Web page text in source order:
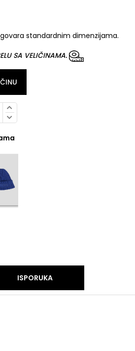
standardnim dimenzijama.
SA VELIČINAMA.
ISPORUKA